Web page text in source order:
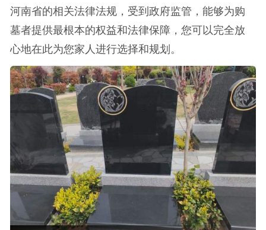
河南省的相关法律法规，受到政府监管，能够为购
墓者提供最根本的权益和法律保障，您可以完全放
心地在此为您家人进行选择和规划。